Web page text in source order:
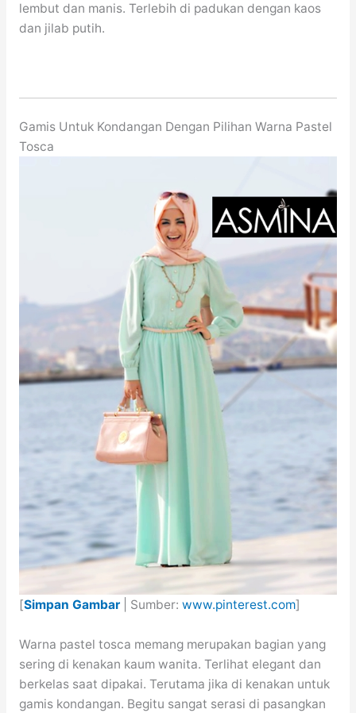
lembut dan manis. Terlebih di padukan dengan kaos
dan jilab putih.
Gamis Untuk Kondangan Dengan Pilihan Warna Pastel
Tosca
[Simpan Gambar| Sumber: www.pinterest.com]
Warna pastel tosca memang merupakan bagian yang
sering di kenakan kaum wanita. Terlihat elegant dan
berkelas saat dipakai. Terutama jika di kenakan untuk
gamis kondangan. Begitu sangat serasi di pasangkan